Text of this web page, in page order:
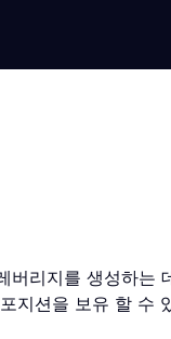
리지를 생성하
지션을 보유 할